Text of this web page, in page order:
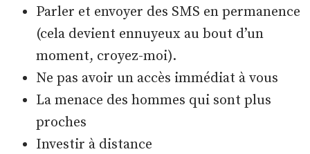
Parler et envoyer des SMS en permanence
(cela devient ennuyeux au bout d’un
moment, croyez-moi).
Ne pas avoir un accès immédiat à vous
La menace des hommes qui sont plus
proches
Investir à distance